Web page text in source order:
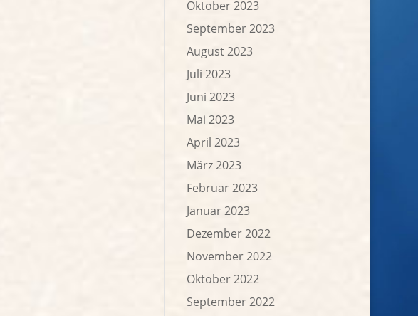
Oktober 2023
September 2023
August 2023
Juli 2023
Juni 2023
Mai 2023
April 2023
März 2023
Februar 2023
Januar 2023
Dezember 2022
November 2022
Oktober 2022
September 2022